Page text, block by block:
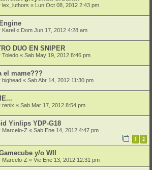
lex_luthors « Lun Oct 08, 2012 2:43 pm
Karel « Dom Jun 17, 2012 4:28 am
DUO EN SNIPER
Toledo « Sab May 19, 2012 8:46 pm
el mame???
bighead « Sab Abr 14, 2012 11:30 pm
renix « Sab Mar 17, 2012 8:54 pm
Yinlips YDP-G18
Marcelo-Z « Sab Ene 14, 2012 4:47 pm
1 2
y/o WII
Marcelo-Z « Vie Ene 13, 2012 12:31 pm